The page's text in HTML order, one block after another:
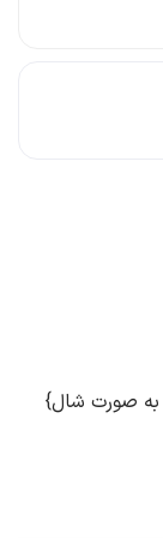
صورت شال}